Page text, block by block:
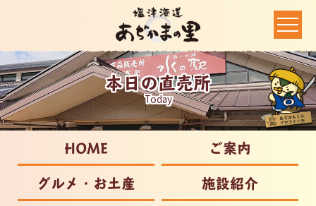
本日の直売所
Today
HOME
ご案内
グルメ・お土産
施設紹介